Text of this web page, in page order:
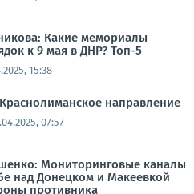
Какие мемориалы
к 9 мая в ДНР? Топ-5
15:38
направление
07:57
Мониторинговые каналы
над Донецком и Макеевкой
противника